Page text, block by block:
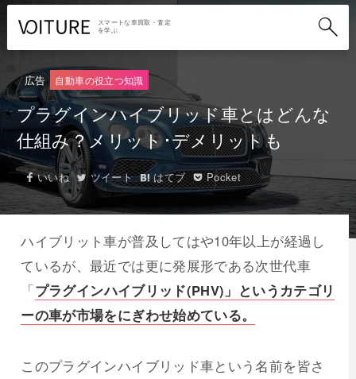
スマートな車買取・査定
を学ぶ
広告 自動車の役立つ知識
プラグインハイブリッド車とはどんな
仕組み？メリット･デメリットも
いいね ツイート はてブ Pocket
ハイブリット車が普及してはや10年以上が経過し
ているが、最近では更に発展形である次世代車
「プラグインハイブリッド(PHV)」というカテゴリ
ーの車が市場をにぎわせ始めている。
このプラグインハイブリッド車という名前を皆さ